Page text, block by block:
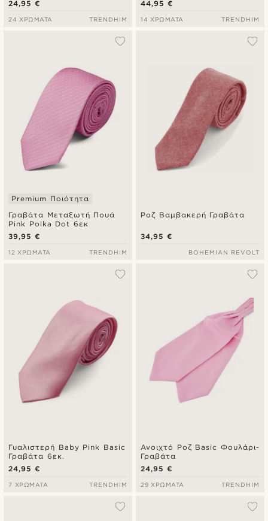
24,95 €
24 ΧΡΏΜΑΤΑ TRENDHIM
44,95 €
14 ΧΡΏΜΑΤΑ TRENDHIM
Γραβάτα Μεταξωτή Πουά
Pink Polka Dot 6εκ
Premium Ποιότητα
39,95 €
12 ΧΡΏΜΑΤΑ TRENDHIM
Ροζ Βαμβακερή Γραβάτα
34,95 €
BOHEMIAN REVOLT
Γυαλιστερή Baby Pink Basic
Γραβάτα 6εκ.
24,95 €
7 ΧΡΏΜΑΤΑ TRENDHIM
Ανοιχτό Ροζ Basic Φουλάρι-
Γραβάτα
24,95 €
29 ΧΡΏΜΑΤΑ TRENDHIM